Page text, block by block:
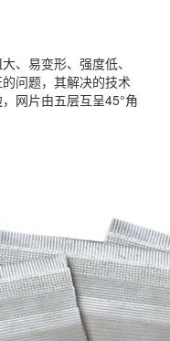
、易变形、强度低、
问题，其解决的技术
网片由五层互呈45°角